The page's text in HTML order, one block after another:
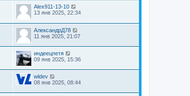
Alex911-13-10
13 янв 2025, 22:34
АлександрД78
11 янв 2025, 21:07
индеецпетя
09 янв 2025, 15:36
wldev
08 янв 2025, 08:44